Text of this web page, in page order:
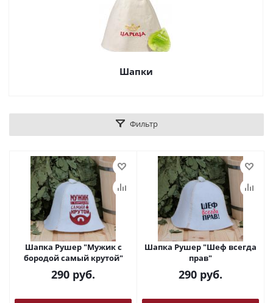
Шапки
Фильтр
Шапка Рушер "Мужик с
бородой самый крутой"
290 руб.
Шапка Рушер "Шеф всегда
прав"
290 руб.